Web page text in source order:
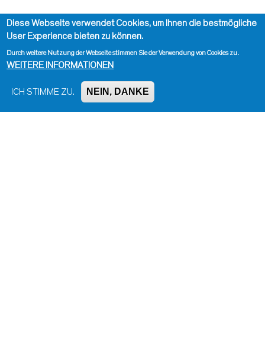
Diese Webseite verwendet Cookies, um Ihnen die bestmögliche
User Experience bieten zu können.
Durch weitere Nutzung der Webseite stimmen Sie der Verwendung von Cookies zu.
WEITERE INFORMATIONEN
ICH STIMME ZU. NEIN, DANKE